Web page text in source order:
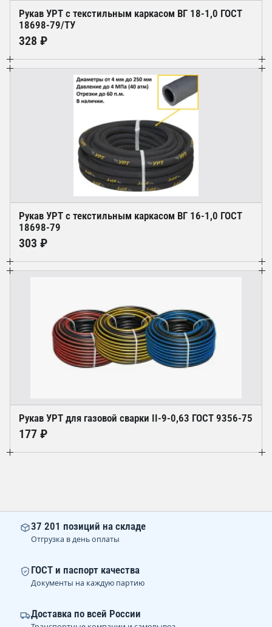
Рукав УРТ с текстильным каркасом ВГ 18-1,0 ГОСТ
18698-79/ТУ
328 ₽
Рукав УРТ с текстильным каркасом ВГ 16-1,0 ГОСТ
18698-79
303 ₽
Рукав УРТ для газовой сварки II-9-0,63 ГОСТ 9356-75
177 ₽
37 201 позиций на складе
Отгрузка в день оплаты
ГОСТ и паспорт качества
Документы на каждую партию
Доставка по всей России